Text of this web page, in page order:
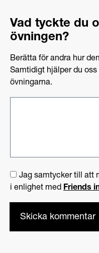
Vad tyckte du
övningen?
Berätta för andra hur
Samtidigt hjälper du
övningarna.
Jag samtycker till att
i enlighet med Friends